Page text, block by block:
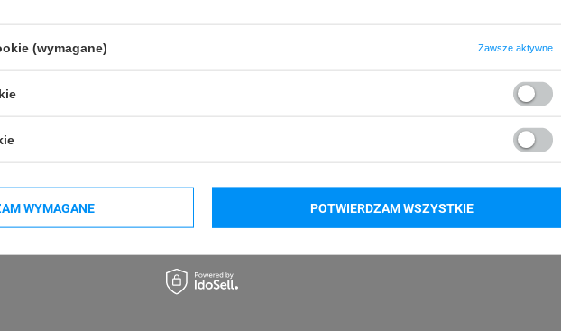
Phomemo M200
(wymagane) Zawsze aktywne
WYMAGANE POTWIERDZAM WSZYSTKIE